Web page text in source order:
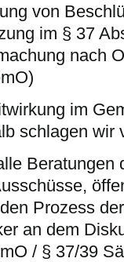
von
im § 37
nach
im
schlagen wir
Beratungen
Prozess
an dem
/ § 37/39